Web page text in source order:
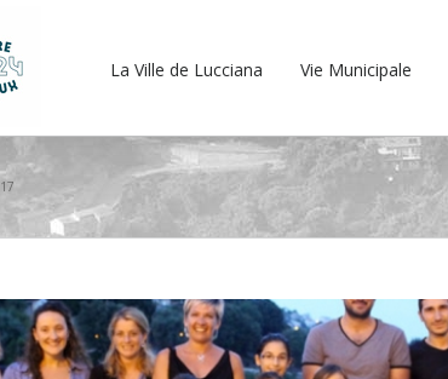
La Ville de Lucciana Vie Municipale
17